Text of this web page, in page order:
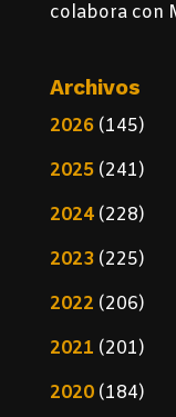
colabora con
Archivos
2026(145)
2025(241)
2024(228)
2023(225)
2022 (206)
2021 (201)
2020(184)